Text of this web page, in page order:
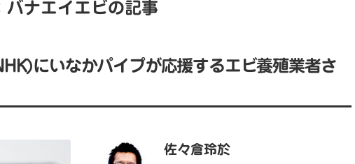
バナエイエビの記事
にいなかパイプが応援するエビ養殖業者さ
佐々倉玲於